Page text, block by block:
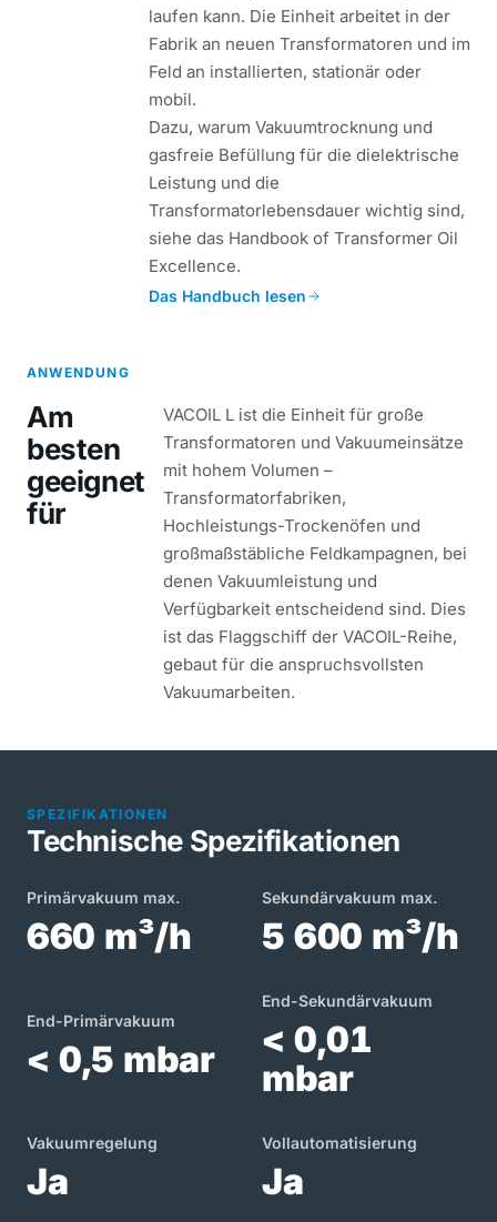
laufen kann. Die Einheit arbeitet in der
Fabrik an neuen Transformatoren und im
Feld an installierten, stationär oder
mobil.
Dazu, warum Vakuumtrocknung und
gasfreie Befüllung für die dielektrische
Leistung und die
Transformatorlebensdauer wichtig sind,
siehe das Handbook of Transformer Oil
Excellence.
Das Handbuch lesen
ANWENDUNG
Am
besten
geeignet
für
VACOIL L ist die Einheit für große
Transformatoren und Vakuumeinsätze
mit hohem Volumen –
Transformatorfabriken,
Hochleistungs-Trockenöfen und
großmaßstäbliche Feldkampagnen, bei
denen Vakuumleistung und
Verfügbarkeit entscheidend sind. Dies
ist das Flaggschiff der VACOIL-Reihe,
gebaut für die anspruchsvollsten
Vakuumarbeiten.
SPEZIFIKATIONEN
Technische Spezifikationen
Primärvakuum max.
660 m³/h
Sekundärvakuum max.
5 600 m³/h
End-Primärvakuum
< 0,5 mbar
End-Sekundärvakuum
< 0,01
mbar
Vakuumregelung
Ja
Vollautomatisierung
Ja